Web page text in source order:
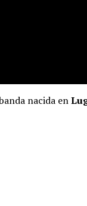
nacida en